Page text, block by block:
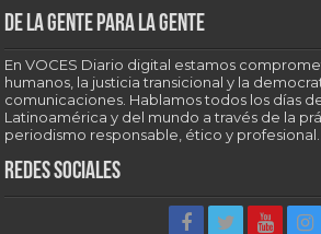
De la gente para la gente
En VOCES Diario digital estamos
humanos, la justicia transicional y la
comunicaciones. Hablamos todos los días
Latinoamérica y del mundo a través de la
periodismo responsable, ético y profesional.
Redes sociales